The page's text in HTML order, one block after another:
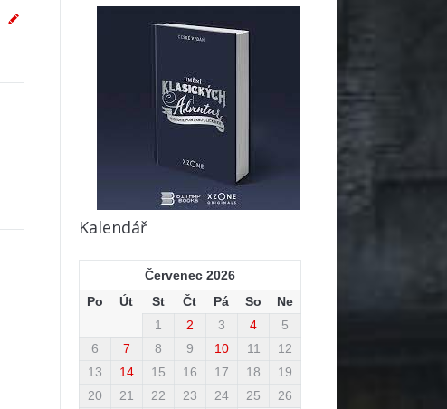
Kalendář
Červenec 2026
Po
Út St Čt Pá So Ne
1 2 3 4
5
6
7 8 9 10 11
12
13
14 15 16 17 18
19
20
21 22 23 24 25
26